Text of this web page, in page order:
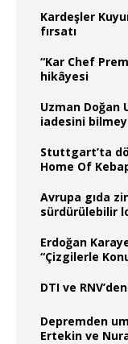
Kardeşler
fırsatı
“Kar Chef
hikâyesi
Uzman Doğan
iadesini
Stuttgart’ta
Home Of
Avrupa gıda
sürdürülebilir
Erdoğan
“Çizgilerle
DTI ve
Depremden
Ertekin ve